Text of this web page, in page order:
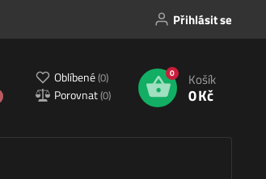
Přihlásit se
Oblíbené(0)
Porovnat(0)
0 Košík
0 Kč